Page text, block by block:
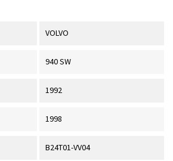
VOLVO
940 SW
1992
1998
B24T01-VV04